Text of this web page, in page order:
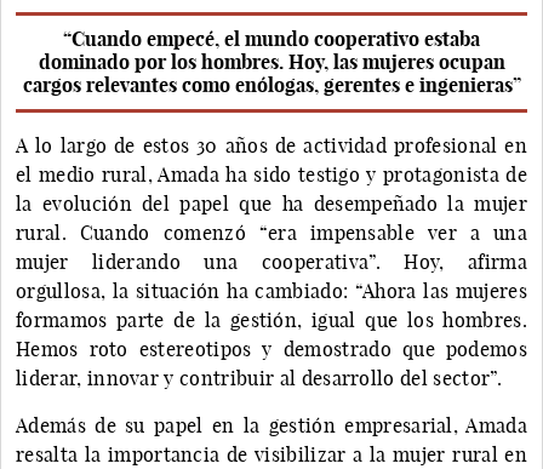
“Cuando empecé, el mundo cooperativo estaba
dominado por los hombres. Hoy, las mujeres ocupan
cargos relevantes como enólogas, gerentes e ingenieras”
A lo largo de estos 30 años de actividad profesional en
el medio rural, Amada ha sido testigo y protagonista de
la evolución del papel que ha desempeñado la mujer
rural. Cuando comenzó “era impensable ver a una
mujer liderando una cooperativa”. Hoy, afirma
orgullosa, la situación ha cambiado: “Ahora las mujeres
formamos parte de la gestión, igual que los hombres.
Hemos roto estereotipos y demostrado que podemos
liderar, innovar y contribuir al desarrollo del sector”.
Además de su papel en la gestión empresarial, Amada
resalta la importancia de visibilizar a la mujer rural en